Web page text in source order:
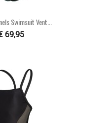
bekijken
Swimsuit Vent...
69,95